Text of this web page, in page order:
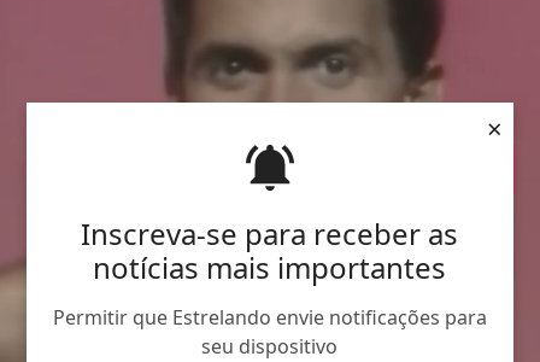
Inscreva-se para receber as
notícias mais importantes
Permitir que Estrelando envie notificações para
seu dispositivo
×